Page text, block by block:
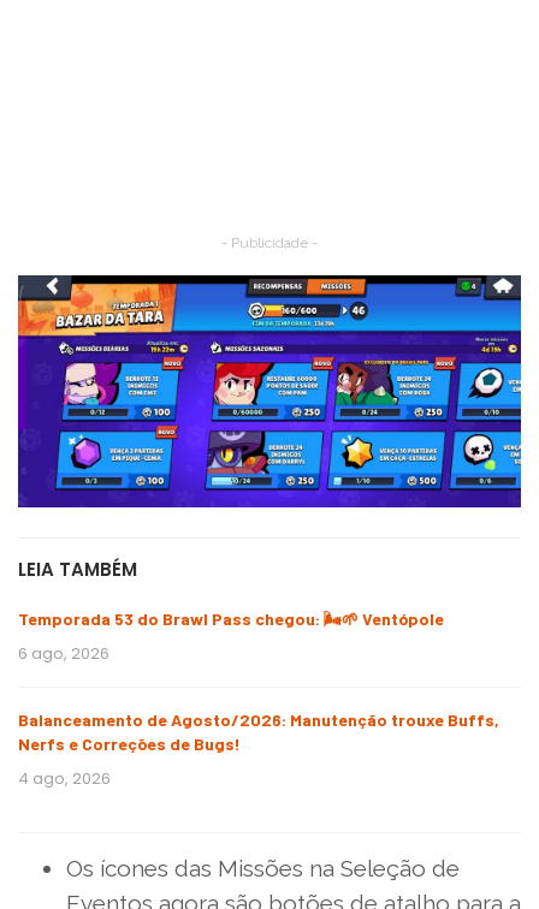
- Publicidade -
LEIA TAMBÉM
Temporada 53 do Brawl Pass chegou: 🌬️🌱 Ventópole
6 ago, 2026
Balanceamento de Agosto/2026: Manutenção trouxe Buffs,
Nerfs e Correções de Bugs!
4 ago, 2026
Os ícones das Missões na Seleção de
Eventos agora são botões de atalho para a